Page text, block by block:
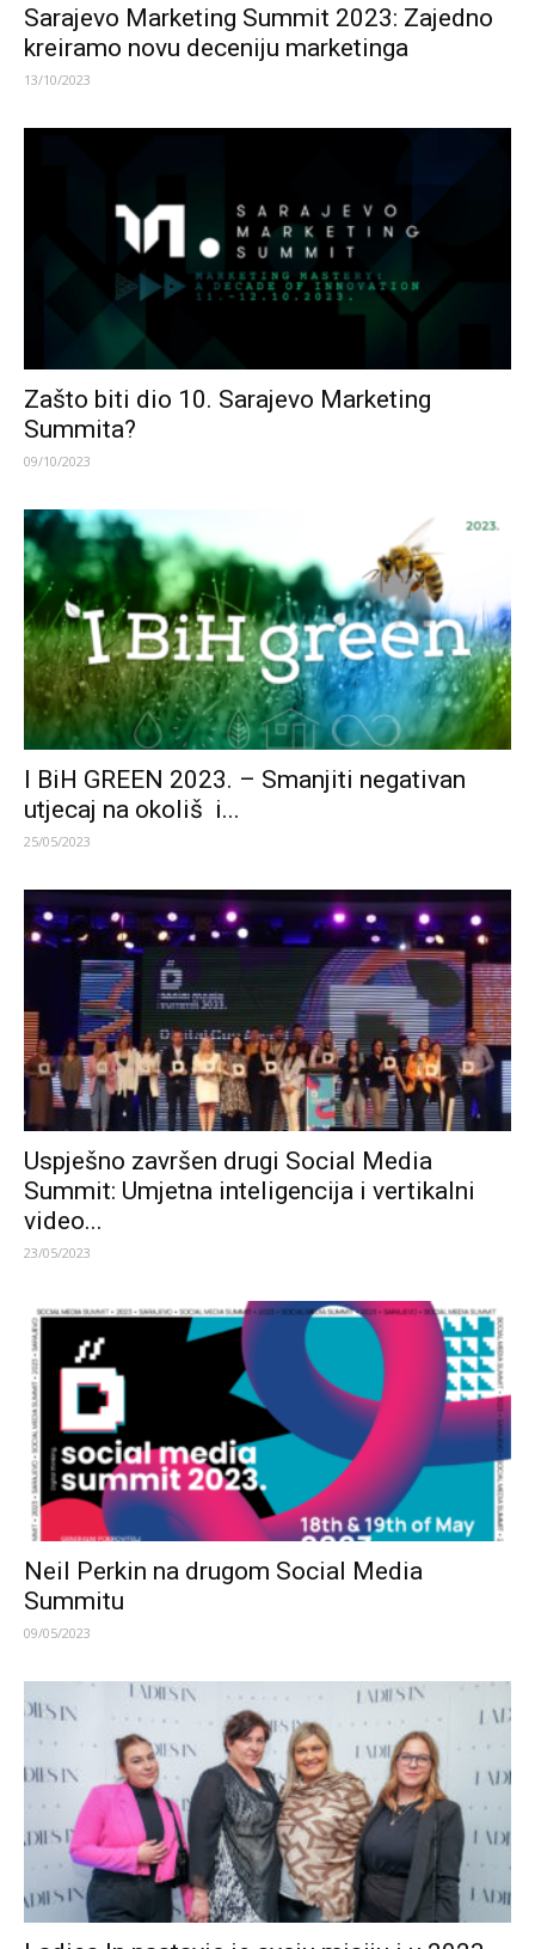
Sarajevo Marketing Summit 2023: Zajedno
kreiramo novu deceniju marketinga
13/10/2023
Zašto biti dio 10. Sarajevo Marketing
Summita?
09/10/2023
I BiH GREEN 2023. – Smanjiti negativan
utjecaj na okoliš i...
25/05/2023
Uspješno završen drugi Social Media
Summit: Umjetna inteligencija i vertikalni
video...
23/05/2023
Neil Perkin na drugom Social Media
Summitu
09/05/2023